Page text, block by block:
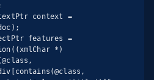
*)